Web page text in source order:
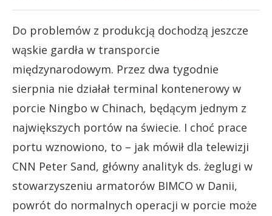
Do problemów z produkcją dochodzą jeszcze
wąskie gardła w transporcie
międzynarodowym. Przez dwa tygodnie
sierpnia nie działał terminal kontenerowy w
porcie Ningbo w Chinach, będącym jednym z
największych portów na świecie. I choć prace
portu wznowiono, to – jak mówił dla telewizji
CNN Peter Sand, główny analityk ds. żeglugi w
stowarzyszeniu armatorów BIMCO w Danii,
powrót do normalnych operacji w porcie może